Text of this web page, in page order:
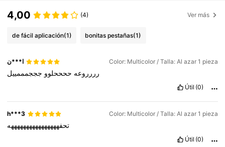
4,00 (4) Ver más
de fácil aplicación(1) bonitas pestañas(1)
ا***ن Color: Multicolor / Talla: Al azar 1 pieza
رررروعه ححححلوو جججمممييل
Útil (0)
h***3 Color: Multicolor / Talla: Al azar 1 pieza
تحفههههههههههههههههه
Útil (0)